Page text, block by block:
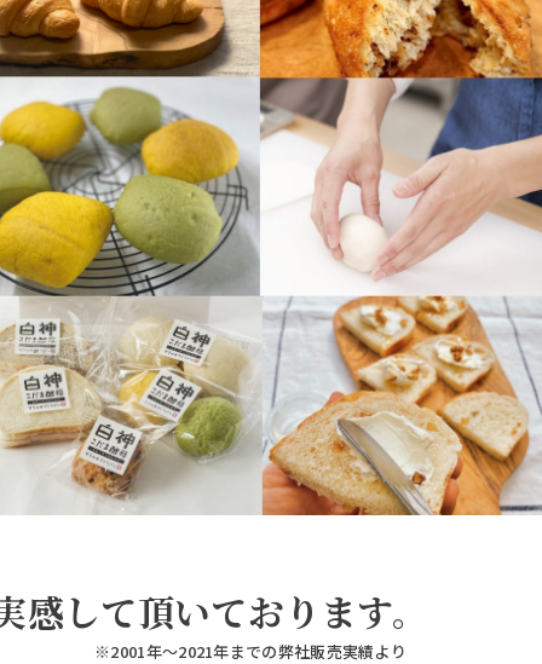
感して頂いております。
※2001年〜2021年までの弊社販売実績より